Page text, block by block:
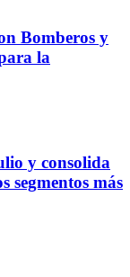
Bomberos y
la
y consolida
segmentos más